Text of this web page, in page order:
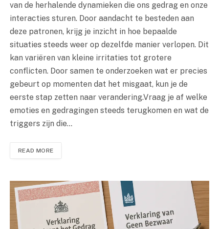
van de herhalende dynamieken die ons gedrag en onze
interacties sturen. Door aandacht te besteden aan
deze patronen, krijg je inzicht in hoe bepaalde
situaties steeds weer op dezelfde manier verlopen. Dit
kan variëren van kleine irritaties tot grotere
conflicten. Door samen te onderzoeken wat er precies
gebeurt op momenten dat het misgaat, kun je de
eerste stap zetten naar verandering.Vraag je af welke
emoties en gedragingen steeds terugkomen en wat de
triggers zijn die…
READ MORE